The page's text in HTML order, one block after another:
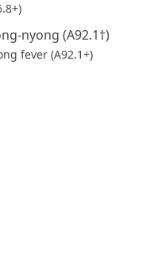
nyong (A92.1†)
fever (A92.1+)